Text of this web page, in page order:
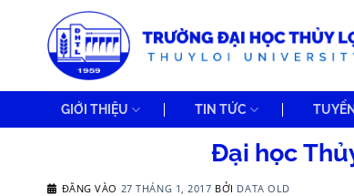
GIỚI THIỆU TIN TỨC
Đại học
ĐĂNG VÀO 27 THÁNG 1, 2017 BỞI DATA OLD